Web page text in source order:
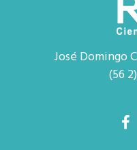
José Domingo
(56